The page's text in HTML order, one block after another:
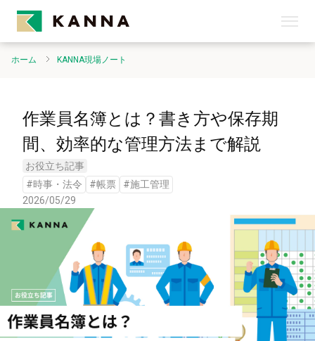
ホーム KANNA現場ノート
作業員名簿とは？書き方や保存期
間、効率的な管理方法まで解説
お役立ち記事
#時事・法令 #帳票 #施工管理
2026/05/29